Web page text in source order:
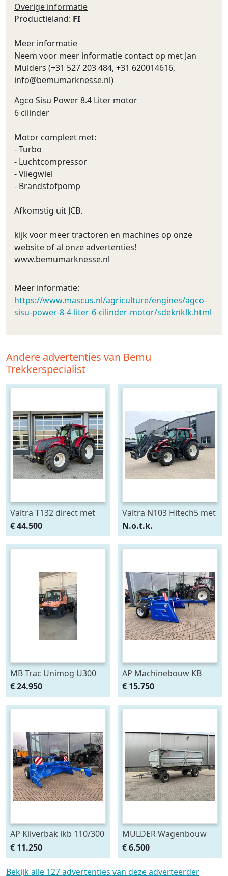
Overige informatie
Productieland: FI
Meer informatie
Neem voor meer informatie contact op met Jan
Mulders (+31 527 203 484, +31 620014616,
info@bemumarknesse.nl)
Agco Sisu Power 8.4 Liter motor
6 cilinder
Motor compleet met:
- Turbo
- Luchtcompressor
- Vliegwiel
- Brandstofpomp
Afkomstig uit JCB.
kijk voor meer tractoren en machines op onze
website of al onze advertenties!
www.bemumarknesse.nl
Meer informatie:
https://www.mascus.nl/agriculture/engines/agco-
sisu-power-8-4-liter-6-cilinder-motor/sdeknklk.html
Andere advertenties van Bemu
Trekkerspecialist
Valtra T132 direct met
Fronthef en PTO (bj
2010)
€ 44.500
Valtra N103 Hitech5 met
voorlader (bj 2013)
N.o.t.k.
MB Trac Unimog U300
(bj 2005)
€ 24.950
AP Machinebouw KB
110/300 ETV kilverbak (bj
2025)
€ 15.750
AP Kilverbak lkb 110/300
(bj 2025)
€ 11.250
MULDER Wagenbouw
Glas Constructie
Containerbak wag
€ 6.500
Bekijk alle 127 advertenties van deze adverteerder